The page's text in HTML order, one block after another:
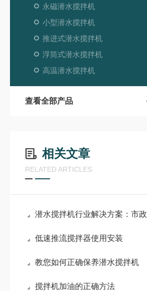
永磁潜水搅拌机
小型潜水搅拌机
推进式潜水搅拌机
浮筒式潜水搅拌机
高温潜水搅拌机
查看全部产品
相关文章
RELATED ARTICLES
潜水搅拌机行业解决方案：市政污水处理、工业废水治理全场景应用指南
低速推流搅拌器使用安装
教您如何正确保养潜水搅拌机
搅拌机加油的正确方法